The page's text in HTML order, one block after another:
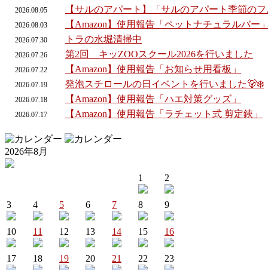
2026.08.05 【サルのアパート】「サルのアパート季節の
2026.08.03 【Amazon】使用報告「ペットナチュラルバー
2026.07.30 トラの水堀清掃中
2026.07.26 第2回 キッZOOスクール2026を行いました
2026.07.22 【Amazon】使用報告「お知らせ用看板」
2026.07.19 発泡スチロールの日イベントを行いました🐻‍❄️
2026.07.18 【Amazon】使用報告「ハエ対策グッズ」
2026.07.17 【Amazon】使用報告「ラチェット式 剪定鋏」
2026年8月
1 2
3 4 5 6 7 8 9
10 11 12 13 14 15 16
17 18 19 20 21 22 23